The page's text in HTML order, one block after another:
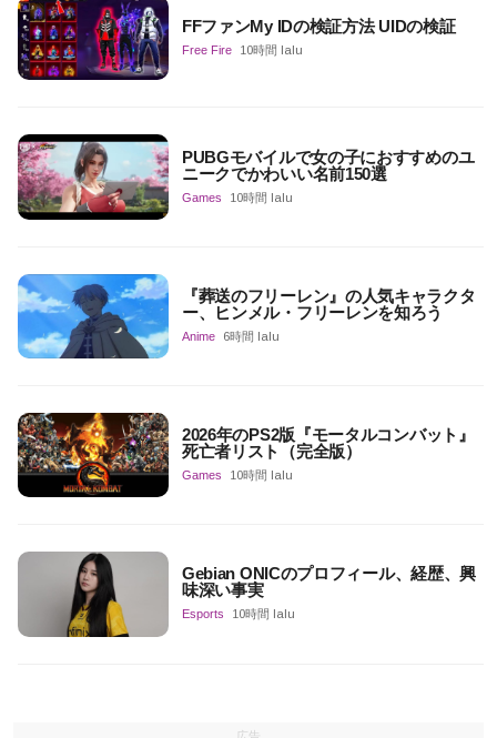
FFファンMy IDの検証方法 UIDの検証
Free Fire 10時間 lalu
PUBGモバイルで女の子におすすめのユ
ニークでかわいい名前150選
Games 10時間 lalu
『葬送のフリーレン』の人気キャラクタ
ー、ヒンメル・フリーレンを知ろう
Anime 6時間 lalu
2026年のPS2版『モータルコンバット』
死亡者リスト（完全版）
Games 10時間 lalu
Gebian ONICのプロフィール、経歴、興
味深い事実
Esports 10時間 lalu
広告